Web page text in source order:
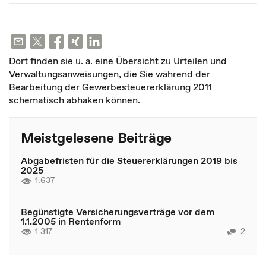
Dort finden sie u. a. eine Übersicht zu Urteilen und
Verwaltungsanweisungen, die Sie während der
Bearbeitung der Gewerbesteuererklärung 2011
schematisch abhaken können.
Meistgelesene Beiträge
Abgabefristen für die Steuererklärungen 2019 bis
2025
1.637
Begünstigte Versicherungsverträge vor dem
1.1.2005 in Rentenform
1.317 2